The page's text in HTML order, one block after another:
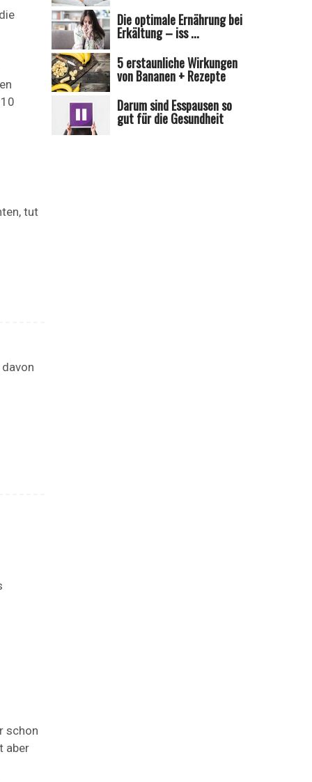
tut
schon
aber
Die optimale Ernährung bei
Erkältung – iss ...
5 erstaunliche Wirkungen
von Bananen + Rezepte
Darum sind Esspausen so
gut für die Gesundheit